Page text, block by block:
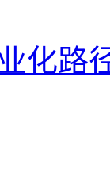
化路